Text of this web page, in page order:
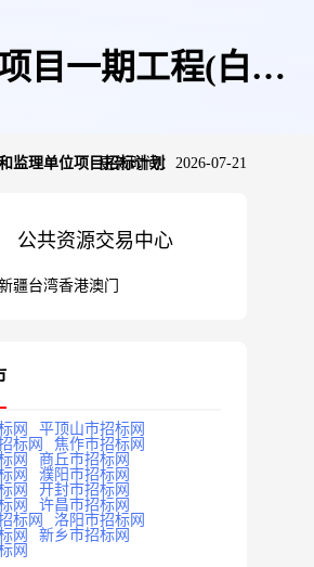
目一期工程(白寨
监理单位项目招标计划更新时间：2026-07-21
公共资源交易中心
疆台湾香港澳门
网
平顶山市招标网
标网
焦作市招标网
网
商丘市招标网
网
濮阳市招标网
网
开封市招标网
网
许昌市招标网
标网
洛阳市招标网
网
新乡市招标网
网